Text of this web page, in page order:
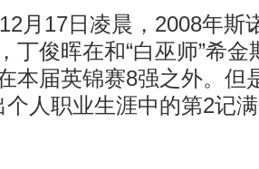
17日凌晨，2008年斯
丁俊晖在和“白巫师”希金
本届英锦赛8强之外。但
个人职业生涯中的第2记